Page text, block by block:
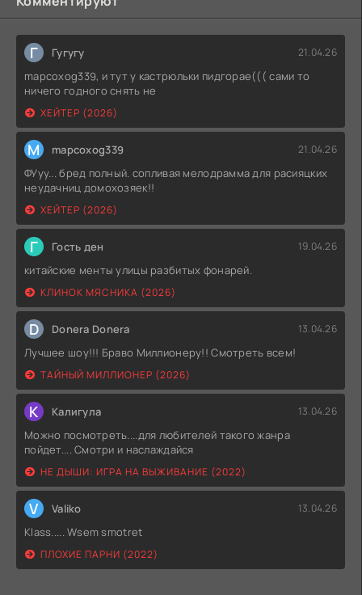
Г Гугугу 21.04.26
mapcoxog339, и тут у кастрюльки пидгорае((( сами то
ничего годного снять не
ХЕЙТЕР (2026)
M mapcoxog339 21.04.26
ФУуу... бред полный. сопливая мелодрамма для расияцких
неудачниц домохозяек!!
ХЕЙТЕР (2026)
Г Гость ден 19.04.26
китайские менты улицы разбитых фонарей.
КЛИНОК МЯСНИКА (2026)
D Donera Donera 13.04.26
Лучшее шоу!!! Браво Миллионеру!! Смотреть всем!
ТАЙНЫЙ МИЛЛИОНЕР (2026)
К Калигула 13.04.26
Можно посмотреть....для любителей такого жанра
пойдет.... Смотри и наслаждайся
НЕ ДЫШИ: ИГРА НА ВЫЖИВАНИЕ (2022)
V Valiko 13.04.26
Klass..... Wsem smotret
ПЛОХИЕ ПАРНИ (2022)
способной совершить волевой или неожиданный
поступок. И они жестоко ошибались.